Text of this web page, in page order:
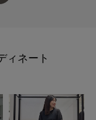
ィネート